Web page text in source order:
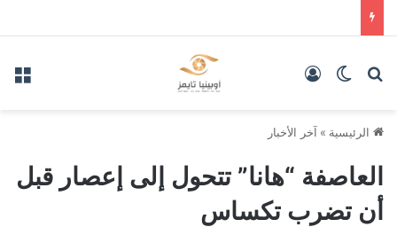
بحث عنالوضع المظلم
الرئيسية » آخر الأخبار
العاصفة “هانا” تتحول إلى إعصار قبل
أن تضرب تكساس